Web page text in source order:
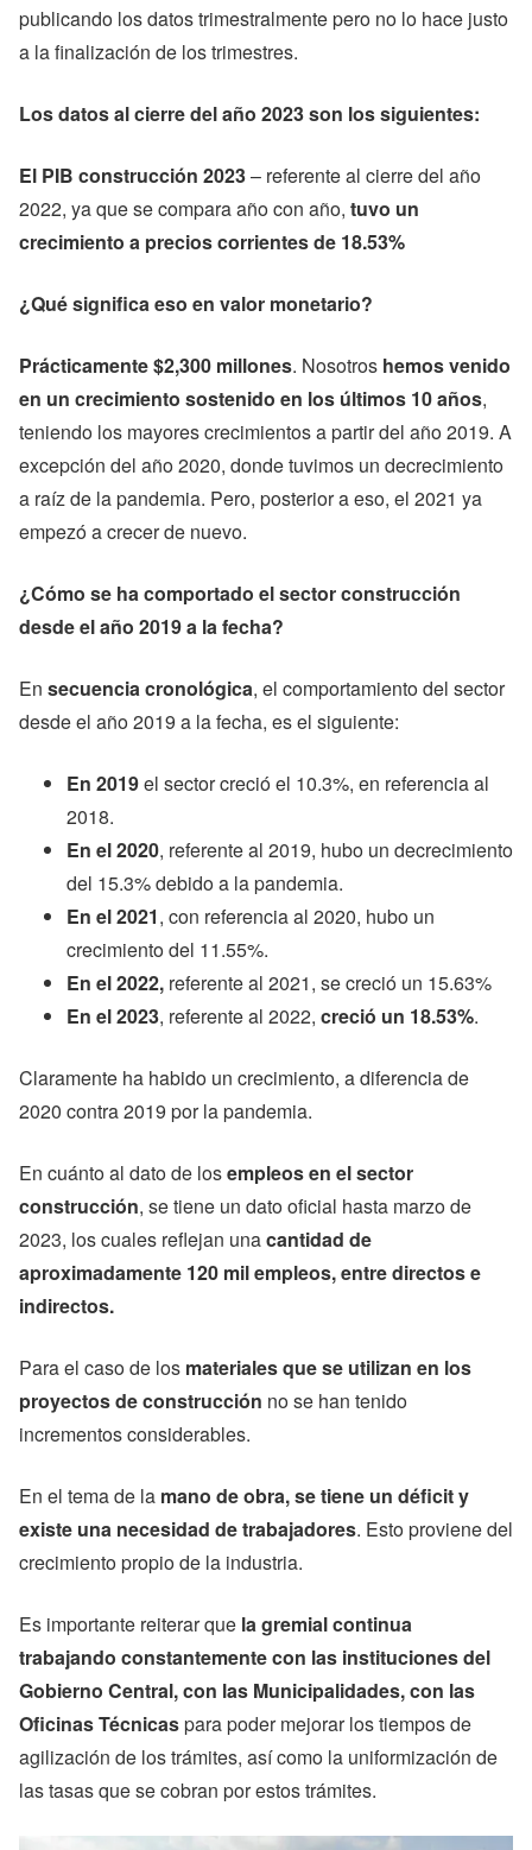
publicando los datos trimestralmente pero no lo hace justo
a la finalización de los trimestres.
Los datos al cierre del año 2023 son los siguientes:
El PIB construcción 2023– referente al cierre del año
2022, ya que se compara año con año, tuvo un
crecimiento a precios corrientes de 18.53%
¿Qué significa eso en valor monetario?
Prácticamente $2,300 millones. Nosotros hemos venido
en un crecimiento sostenido en los últimos 10 años,
teniendo los mayores crecimientos a partir del año 2019. A
excepción del año 2020, donde tuvimos un decrecimiento
a raíz de la pandemia. Pero, posterior a eso, el 2021 ya
empezó a crecer de nuevo.
¿Cómo se ha comportado el sector construcción
desde el año 2019 a la fecha?
En secuencia cronológica, el comportamiento del sector
desde el año 2019 a la fecha, es el siguiente:
En 2019el sector creció el 10.3%, en referencia al
2018.
En el 2020, referente al 2019, hubo un decrecimiento
del 15.3% debido a la pandemia.
En el 2021, con referencia al 2020, hubo un
crecimiento del 11.55%.
En el 2022, referente al 2021, se creció un 15.63%
En el 2023, referente al 2022, creció un 18.53%.
Claramente ha habido un crecimiento, a diferencia de
2020 contra 2019 por la pandemia.
En cuánto al dato de losempleos en el sector
construcción, se tiene un dato oficial hasta marzo de
2023, los cuales reflejan unacantidad de
aproximadamente 120 mil empleos, entre directos e
indirectos.
Para el caso de los materiales que se utilizan en los
proyectos de construcción no se han tenido
incrementos considerables.
En el tema de la mano de obra, se tiene un déficit y
existe una necesidad de trabajadores. Esto proviene del
crecimiento propio de la industria.
Es importante reiterar que la gremial continua
trabajando constantemente con las instituciones del
Gobierno Central, con las Municipalidades, con las
Oficinas Técnicaspara poder mejorar los tiempos de
agilización de los trámites, así como la uniformización de
las tasas que se cobran por estos trámites.